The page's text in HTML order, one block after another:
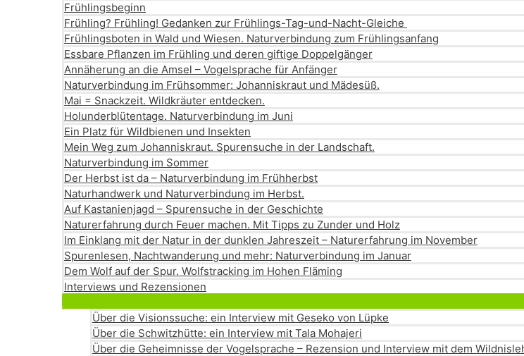
Frühlingsbeginn
Frühling? Frühling! Gedanken zur Frühlings-Tag-und-Nacht-Gleiche
Frühlingsboten in Wald und Wiesen. Naturverbindung zum Frühlingsanfang
Essbare Pflanzen im Frühling und deren giftige Doppelgänger
Annäherung an die Amsel – Vogelsprache für Anfänger
Naturverbindung im Frühsommer: Johanniskraut und Mädesüß.
Mai = Snackzeit. Wildkräuter entdecken.
Holunderblütentage. Naturverbindung im Juni
Ein Platz für Wildbienen und Insekten
Mein Weg zum Johanniskraut. Spurensuche in der Landschaft.
Naturverbindung im Sommer
Der Herbst ist da – Naturverbindung im Frühherbst
Naturhandwerk und Naturverbindung im Herbst.
Auf Kastanienjagd – Spurensuche in der Geschichte
Naturerfahrung durch Feuer machen. Mit Tipps zu Zunder und Holz
Im Einklang mit der Natur in der dunklen Jahreszeit – Naturerfahrung im November
Spurenlesen, Nachtwanderung und mehr: Naturverbindung im Januar
Dem Wolf auf der Spur. Wolfstracking im Hohen Fläming
Interviews und Rezensionen
Über die Visionssuche: ein Interview mit Geseko von Lüpke
Über die Schwitzhütte: ein Interview mit Tala Mohajeri
Über die Geheimnisse der Vogelsprache – Rezension und Interview mit dem